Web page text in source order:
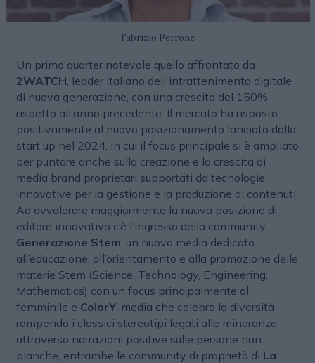
Fabrizio Perrone
Un primo quarter notevole quello affrontato da
2WATCH , leader italiano dell'intrattenimento digitale
di nuova generazione, con una crescita del 150%
rispetto all’anno precedente. Il mercato ha risposto
positivamente al nuovo posizionamento lanciato dalla
start up nel 2024, in cui il focus principale si è ampliato
per puntare anche sulla creazione e la crescita di
media brand proprietari supportati da tecnologie
innovative per la gestione e la produzione di contenuti.
Ad avvalorare maggiormente la nuova posizione di
editore innovativo c’è l’ingresso della community
Generazione Stem , un nuovo media dedicato
all’educazione, all’orientamento e alla promozione delle
materie Stem (Science, Technology, Engineering,
Mathematics) con un focus principalmente al
femminile e ColorY, media che celebra la diversità
rompendo i classici stereotipi legati alle minoranze
attraverso narrazioni positive sulle persone non
bianche, entrambe le community di proprietà di La